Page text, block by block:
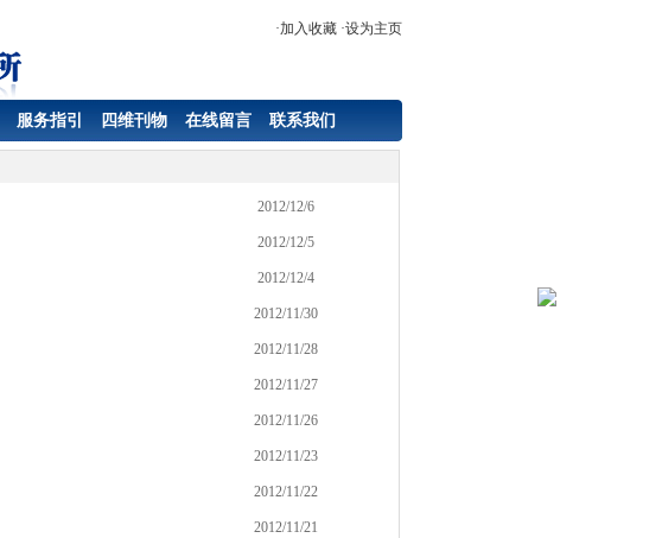
·加入收藏·设为主页
服务指引 四维刊物 在线留言 联系我们
2012/12/6
2012/12/5
2012/12/4
2012/11/30
2012/11/28
2012/11/27
2012/11/26
2012/11/23
2012/11/22
2012/11/21